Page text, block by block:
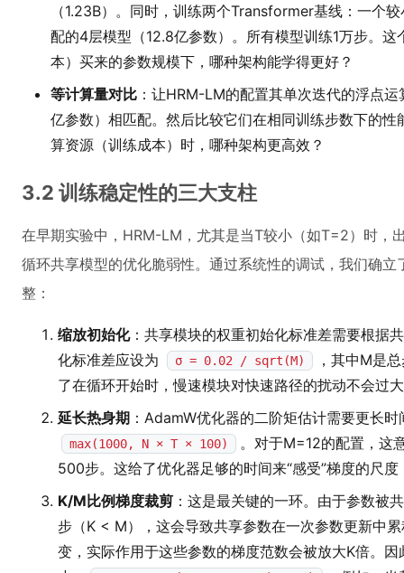
（1.23B）。同时，训练两个Transformer基线：一个
配的4层模型（12.8亿参数）。所有模型训练1万步。
本）买来的参数规模下，哪种架构能学得更好？
等计算量对比 ：让HRM-LM的配置其单次迭代的浮点
亿参数）相匹配。然后比较它们在相同训练步数下的
算资源（训练成本）时，哪种架构更高效？
3.2 训练稳定性的三大支柱
在早期实验中，HRM-LM，尤其是当T较小（如T=2）时，
循环共享模型的优化脆弱性。通过系统性的调试，我们确
整：
缩放初始化：共享模块的权重初始化标准差需要根据
化标准差应设为
σ = 0.02 / sqrt(M)
，其中M是
了在循环开始时，慢速模块对快速路径的扰动不会过
延长热身期 ：AdamW优化器的二阶矩估计需要更长
max(1000, N × T × 100)
。对于M=12的配置，这
500步。这给了优化器足够的时间来“感受”梯度的尺
K/M比例梯度裁剪 ：这是最关键的一环。由于参数被
步（K < M），这会导致共享参数在一次参数更新中
变，实际作用于这些参数的梯度范数会被放大K倍。